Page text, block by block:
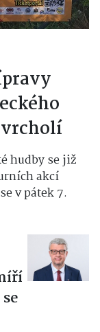
vrcholí
hudby se již
akcí
v pátek 7.